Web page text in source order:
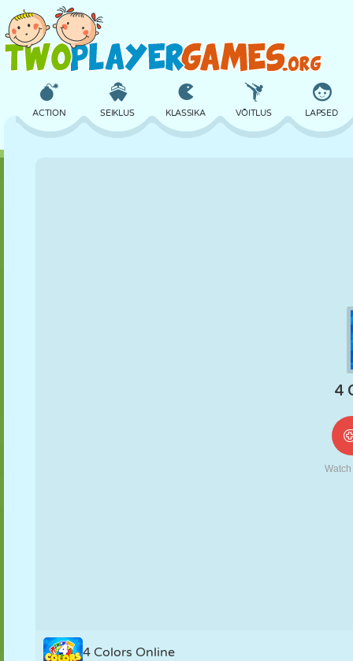
ACTION SEIKLUS KLASSIKA VÕITLUS LAPSED
TRIPS-TRAPS-
TRULL
4 Colors Online